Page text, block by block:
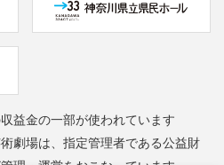
益金の一部が使われています
劇場は、指定管理者である公益財